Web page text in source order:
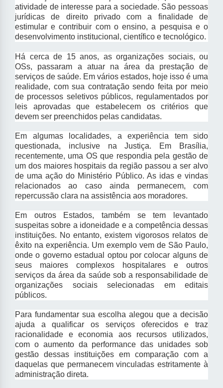
atividade de interesse para a sociedade. São pessoas
jurídicas de direito privado com a finalidade de
estimular e contribuir com o ensino, a pesquisa e o
desenvolvimento institucional, científico e tecnológico.
Há cerca de 15 anos, as organizações sociais, ou
OSs, passaram a atuar na área da prestação de
serviços de saúde. Em vários estados, hoje isso é uma
realidade, com sua contratação sendo feita por meio
de processos seletivos públicos, regulamentados por
leis aprovadas que estabelecem os critérios que
devem ser preenchidos pelas candidatas.
Em algumas localidades, a experiência tem sido
questionada, inclusive na Justiça. Em Brasília,
recentemente, uma OS que respondia pela gestão de
um dos maiores hospitais da região passou a ser alvo
de uma ação do Ministério Público. As idas e vindas
relacionados ao caso ainda permanecem, com
repercussão clara na assistência aos moradores.
Em outros Estados, também se tem levantado
suspeitas sobre a idoneidade e a competência dessas
instituições. No entanto, existem vigorosos relatos de
êxito na experiência. Um exemplo vem de São Paulo,
onde o governo estadual optou por colocar alguns de
seus maiores complexos hospitalares e outros
serviços da área da saúde sob a responsabilidade de
organizações sociais selecionadas em editais
públicos.
Para fundamentar sua escolha alegou que a decisão
ajuda a qualificar os serviços oferecidos e traz
racionalidade e economia aos recursos utilizados,
com o aumento da performance das unidades sob
gestão dessas instituições em comparação com a
daquelas que permanecem vinculadas estritamente à
administração direta.